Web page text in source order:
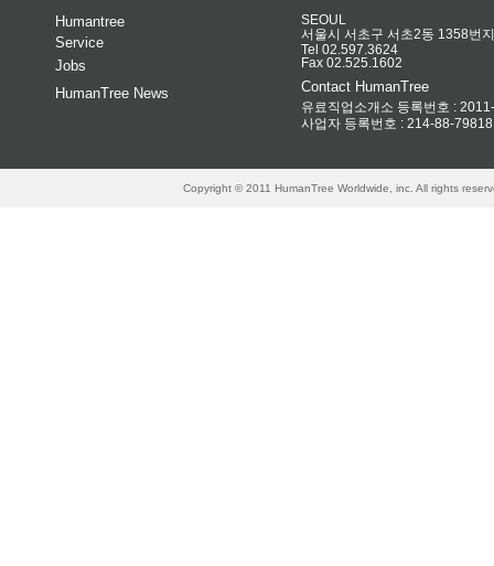
Humantree
Service
Jobs
HumanTree News
SEOUL
서울시 서초구 서초2동 1358번
Tel 02.597.3624
Fax 02.525.1602
Contact HumanTree
유료직업소개소 등록번호 :
사업자 등록번호 : 214-88-79818
Copyright © 2011 HumanTree Worldwide, inc. All rights